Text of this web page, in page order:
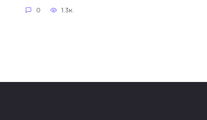
0 1.3к.